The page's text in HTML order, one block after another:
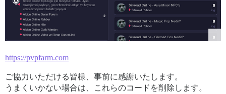
https://pvpfarm.com
ご協力いただける皆様、事前に感謝いたします。
うまくいかない場合は、これらのコードを削除します。